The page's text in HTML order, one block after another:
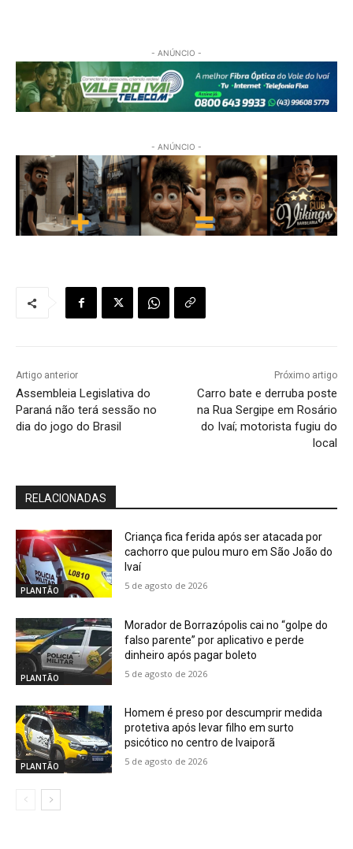
- ANÚNCIO -
- ANÚNCIO -
Artigo anterior
Assembleia Legislativa do
Paraná não terá sessão no
dia do jogo do Brasil
Próximo artigo
Carro bate e derruba poste
na Rua Sergipe em Rosário
do Ivaí; motorista fugiu do
local
RELACIONADAS
PLANTÃO
Criança fica ferida após ser atacada por
cachorro que pulou muro em São João do
Ivaí
5 de agosto de 2026
PLANTÃO
Morador de Borrazópolis cai no “golpe do
falso parente” por aplicativo e perde
dinheiro após pagar boleto
5 de agosto de 2026
PLANTÃO
Homem é preso por descumprir medida
protetiva após levar filho em surto
psicótico no centro de Ivaiporã
5 de agosto de 2026